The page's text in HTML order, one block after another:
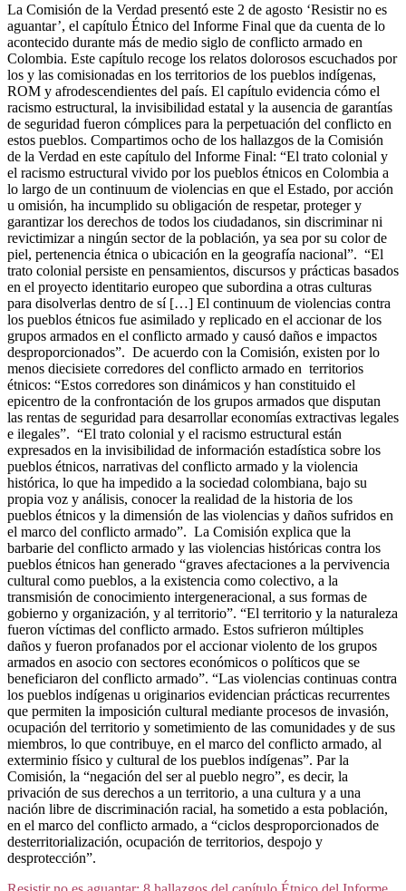
La Comisión de la Verdad presentó este 2 de agosto ‘Resistir no es
aguantar’, el capítulo Étnico del Informe Final que da cuenta de lo
acontecido durante más de medio siglo de conflicto armado en
Colombia. Este capítulo recoge los relatos dolorosos escuchados por
los y las comisionadas en los territorios de los pueblos indígenas,
ROM y afrodescendientes del país. El capítulo evidencia cómo el
racismo estructural, la invisibilidad estatal y la ausencia de garantías
de seguridad fueron cómplices para la perpetuación del conflicto en
estos pueblos. Compartimos ocho de los hallazgos de la Comisión
de la Verdad en este capítulo del Informe Final: “El trato colonial y
el racismo estructural vivido por los pueblos étnicos en Colombia a
lo largo de un continuum de violencias en que el Estado, por acción
u omisión, ha incumplido su obligación de respetar, proteger y
garantizar los derechos de todos los ciudadanos, sin discriminar ni
revictimizar a ningún sector de la población, ya sea por su color de
piel, pertenencia étnica o ubicación en la geografía nacional”. “El
trato colonial persiste en pensamientos, discursos y prácticas basados
en el proyecto identitario europeo que subordina a otras culturas
para disolverlas dentro de sí […] El continuum de violencias contra
los pueblos étnicos fue asimilado y replicado en el accionar de los
grupos armados en el conflicto armado y causó daños e impactos
desproporcionados”. De acuerdo con la Comisión, existen por lo
menos diecisiete corredores del conflicto armado en territorios
étnicos: “Estos corredores son dinámicos y han constituido el
epicentro de la confrontación de los grupos armados que disputan
las rentas de seguridad para desarrollar economías extractivas legales
e ilegales”. “El trato colonial y el racismo estructural están
expresados en la invisibilidad de información estadística sobre los
pueblos étnicos, narrativas del conflicto armado y la violencia
histórica, lo que ha impedido a la sociedad colombiana, bajo su
propia voz y análisis, conocer la realidad de la historia de los
pueblos étnicos y la dimensión de las violencias y daños sufridos en
el marco del conflicto armado”. La Comisión explica que la
barbarie del conflicto armado y las violencias históricas contra los
pueblos étnicos han generado “graves afectaciones a la pervivencia
cultural como pueblos, a la existencia como colectivo, a la
transmisión de conocimiento intergeneracional, a sus formas de
gobierno y organización, y al territorio”. “El territorio y la naturaleza
fueron víctimas del conflicto armado. Estos sufrieron múltiples
daños y fueron profanados por el accionar violento de los grupos
armados en asocio con sectores económicos o políticos que se
beneficiaron del conflicto armado”. “Las violencias continuas contra
los pueblos indígenas u originarios evidencian prácticas recurrentes
que permiten la imposición cultural mediante procesos de invasión,
ocupación del territorio y sometimiento de las comunidades y de sus
miembros, lo que contribuye, en el marco del conflicto armado, al
exterminio físico y cultural de los pueblos indígenas”. Par la
Comisión, la “negación del ser al pueblo negro”, es decir, la
privación de sus derechos a un territorio, a una cultura y a una
nación libre de discriminación racial, ha sometido a esta población,
en el marco del conflicto armado, a “ciclos desproporcionados de
desterritorialización, ocupación de territorios, despojo y
desprotección”.